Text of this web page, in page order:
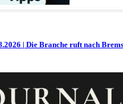
| Die Branche ruft nach